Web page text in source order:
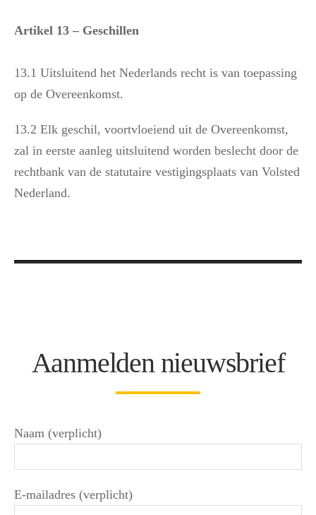
Artikel 13 – Geschillen
13.1 Uitsluitend het Nederlands recht is van toepassing
op de Overeenkomst.
13.2 Elk geschil, voortvloeiend uit de Overeenkomst,
zal in eerste aanleg uitsluitend worden beslecht door de
rechtbank van de statutaire vestigingsplaats van Volsted
Nederland.
Aanmelden nieuwsbrief
Naam (verplicht)
E-mailadres (verplicht)